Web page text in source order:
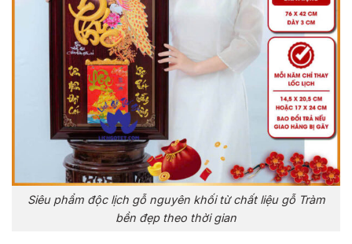
Siêu phẩm độc lịch gỗ nguyên khối từ chất liệu gỗ Tràm
bền đẹp theo thời gian